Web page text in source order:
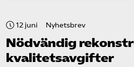
12 juni Nyhetsbrev
Nödvändig
kvalitetsavgifter